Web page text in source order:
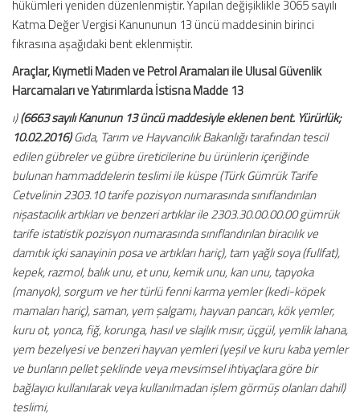
hükümleri yeniden düzenlenmiştir. Yapılan değişiklikle 3065 sayılı
Katma Değer Vergisi Kanununun 13 üncü maddesinin birinci
fıkrasına aşağıdaki bent eklenmiştir.
Araçlar, Kıymetli Maden ve Petrol Aramaları ile Ulusal Güvenlik
Harcamaları ve Yatırımlarda İstisna Madde 13
ı)(6663 sayılı Kanunun 13 üncü maddesiyle eklenen bent. Yürürlük;
10.02.2016)Gıda, Tarım ve Hayvancılık Bakanlığı tarafından tescil
edilen gübreler ve gübre üreticilerine bu ürünlerin içeriğinde
bulunan hammaddelerin teslimi ile küspe (Türk Gümrük Tarife
Cetvelinin 2303.10 tarife pozisyon numarasında sınıflandırılan
nişastacılık artıkları ve benzeri artıklar ile 2303.30.00.00.00 gümrük
tarife istatistik pozisyon numarasında sınıflandırılan biracılık ve
damıtık içki sanayinin posa ve artıkları hariç), tam yağlı soya (fullfat),
kepek, razmol, balık unu, et unu, kemik unu, kan unu, tapyoka
(manyok), sorgum ve her türlü fenni karma yemler (kedi-köpek
mamaları hariç), saman, yem şalgamı, hayvan pancarı, kök yemler,
kuru ot, yonca, fiğ, korunga, hasıl ve slajlık mısır, üçgül, yemlik lahana,
yem bezelyesi ve benzeri hayvan yemleri (yeşil ve kuru kaba yemler
ve bunların pellet şeklinde veya mevsimsel ihtiyaçlara göre bir
bağlayıcı kullanılarak veya kullanılmadan işlem görmüş olanları dahil)
teslimi,